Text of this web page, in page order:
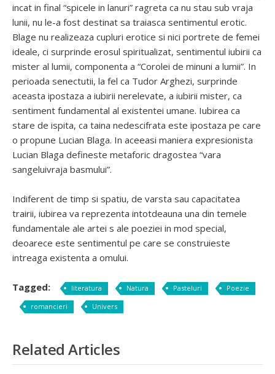
incat in final “spicele in lanuri” ragreta ca nu stau sub vraja
lunii, nu le-a fost destinat sa traiasca sentimentul erotic.
Blage nu realizeaza cupluri erotice si nici portrete de femei
ideale, ci surprinde erosul spiritualizat, sentimentul iubirii ca
mister al lumii, componenta a “Corolei de minuni a lumii”. In
perioada senectutii, la fel ca Tudor Arghezi, surprinde
aceasta ipostaza a iubirii nerelevate, a iubirii mister, ca
sentiment fundamental al existentei umane. Iubirea ca
stare de ispita, ca taina nedescifrata este ipostaza pe care
o propune Lucian Blaga. In aceeasi maniera expresionista
Lucian Blaga defineste metaforic dragostea “vara
sangeluivraja basmului”.
Indiferent de timp si spatiu, de varsta sau capacitatea
trairii, iubirea va reprezenta intotdeauna una din temele
fundamentale ale artei s ale poeziei in mod special,
deoarece este sentimentul pe care se construieste
intreaga existenta a omului.
Tagged: literatura Natura Pasteluri
Poezie
romancieri
Univers
Related Articles